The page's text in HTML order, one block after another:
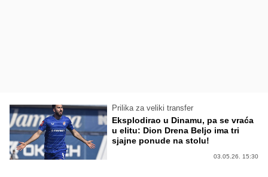
Prilika za veliki transfer
Eksplodirao u Dinamu, pa se vraća
u elitu: Dion Drena Beljo ima tri
sjajne ponude na stolu!
03.05.26. 15:30